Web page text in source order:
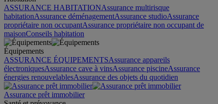
ASSURANCE HABITATIONAssurance multirisque
habitationAssurance déménagementAssurance studioAssurance
propriétaire non occupantAssurance propriétaire non occupant de
maisonConseils habitation
Équipements
ASSURANCE ÉQUIPEMENTSAssurance appareils
électroniquesAssurance cave à vinsAssurance piscineAssurance
énergies renouvelablesAssurance des objets du quotidien
Assurance prêt immobilier